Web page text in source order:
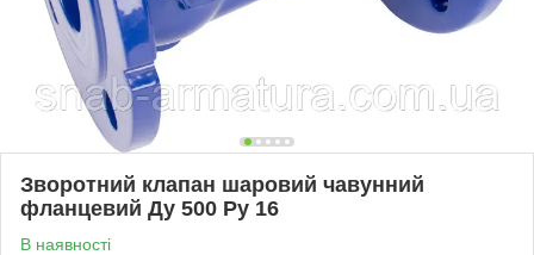
Зворотний клапан шаровий чавунний
фланцевий Ду 500 Ру 16
В наявності